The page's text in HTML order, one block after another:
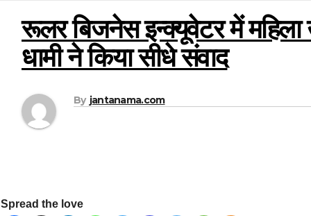
रूलर बिजनेस इन्क्यूवेटर में महिला
धामी ने किया सीधे संवाद
By jantanama.com
Spread the love